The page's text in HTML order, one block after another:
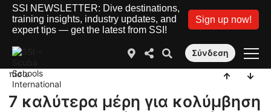
SSI NEWSLETTER: Dive destinations,
training insights, industry updates, and
expert tips — get the latest from SSI!
Sign up now!
Σύνδεση
πίσω
7 καλύτερα μέρη για κολύμβηση